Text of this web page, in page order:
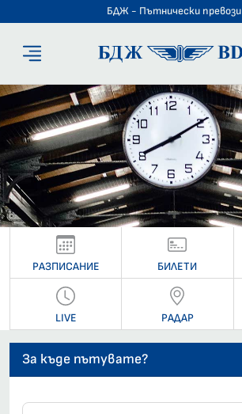
БДЖ - Пътнически превози
РАЗПИСАНИЕ БИЛЕТИ
LIVE РАДАР
За къде пътувате?